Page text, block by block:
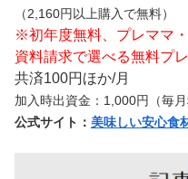
（2,160円以上購入で無料）
※初年度無料、プレママ
資料請求で選べる無料プ
共済100円ほか/月
加入時出資金：1,000円（毎月
公式サイト： 美味しい安心食